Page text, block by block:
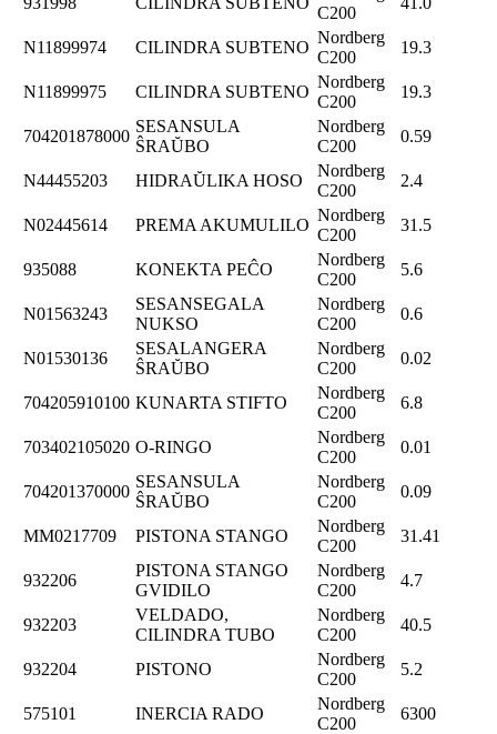
C200
N11899974 CILINDRA SUBTENO
Nordberg
C200
19.3
N11899975 CILINDRA SUBTENO
Nordberg
C200
19.3
704201878000
SESANSULA
ŜRAŬBO
Nordberg
C200
0.59
N44455203 HIDRAŬLIKA HOSO
Nordberg
C200
2.4
N02445614 PREMA AKUMULILO
Nordberg
C200
31.5
935088 KONEKTA PEĈO
Nordberg
C200
5.6
N01563243
SESANSEGALA
NUKSO
Nordberg
C200
0.6
N01530136
SESALANGERA
ŜRAŬBO
Nordberg
C200
0.02
704205910100 KUNARTA STIFTO
Nordberg
C200
6.8
703402105020 O-RINGO
Nordberg
C200
0.01
704201370000
SESANSULA
ŜRAŬBO
Nordberg
C200
0.09
MM0217709 PISTONA STANGO
Nordberg
C200
31.41
932206
PISTONA STANGO
GVIDILO
Nordberg
C200
4.7
932203
VELDADO,
CILINDRA TUBO
Nordberg
C200
40.5
932204 PISTONO
Nordberg
C200
5.2
575101 INERCIA RADO
Nordberg
C200
6300